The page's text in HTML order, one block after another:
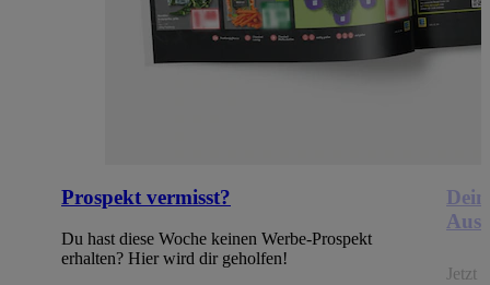
Prospekt vermisst?
Du hast diese Woche keinen Werbe-Prospekt
erhalten? Hier wird dir geholfen!
Jetzt